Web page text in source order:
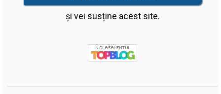
și vei susține acest site.